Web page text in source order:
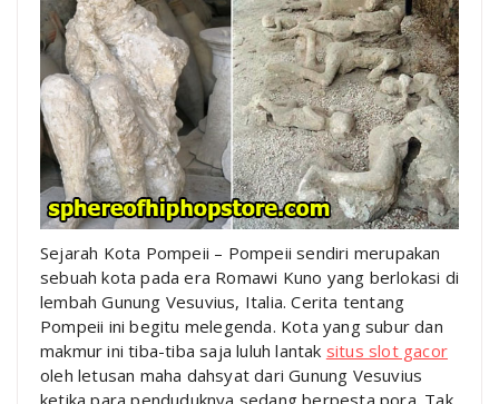
Sejarah Kota Pompeii – Pompeii sendiri merupakan
sebuah kota pada era Romawi Kuno yang berlokasi di
lembah Gunung Vesuvius, Italia. Cerita tentang
Pompeii ini begitu melegenda. Kota yang subur dan
makmur ini tiba-tiba saja luluh lantak situs slot gacor
oleh letusan maha dahsyat dari Gunung Vesuvius